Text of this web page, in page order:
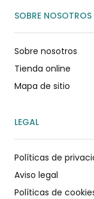
SOBRE NOSOTROS
Sobre nosotros
Tienda online
Mapa de sitio
LEGAL
Políticas de
Aviso legal
Políticas de